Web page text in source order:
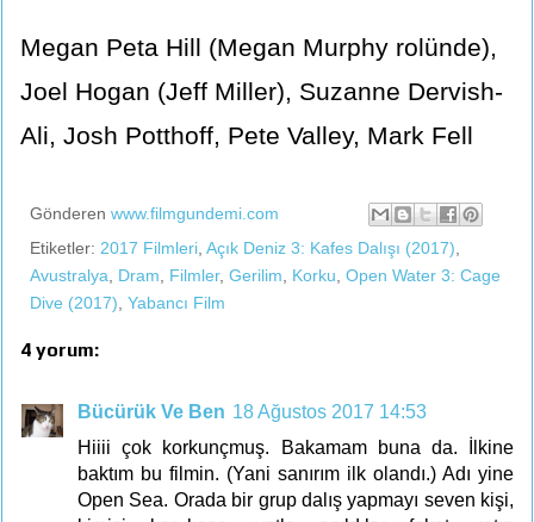
Megan Peta Hill (Megan Murphy rolünde),
Joel Hogan (Jeff Miller), Suzanne Dervish-
Ali, Josh Potthoff, Pete Valley, Mark Fell
Gönderen www.filmgundemi.com
Etiketler: 2017 Filmleri Açık Deniz 3: Kafes Dalışı (2017)
Avustralya
Dram Filmler, Gerilim Korku Open Water 3: Cage
Dive (2017) Yabancı Film
4 yorum:
Bücürük Ve Ben 18 Ağustos 2017 14:53
Hiiii çok korkunçmuş. Bakamam buna da. İlkine
baktım bu filmin. (Yani sanırım ilk olandı.) Adı yine
Open Sea. Orada bir grup dalış yapmayı seven kişi,